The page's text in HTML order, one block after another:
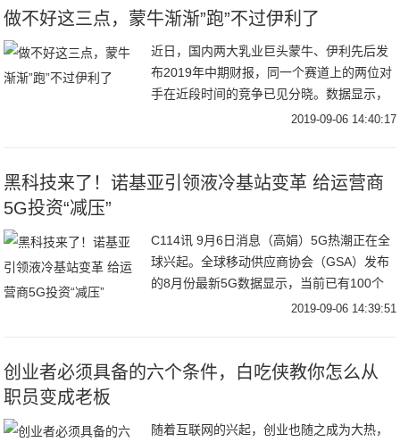
做不好这三点，蒙牛渐渐”跑”不过伊利了
近日，国内两大乳业巨头蒙牛、伊利先后发
布2019年中期财报，同一个赛道上的两位对
手在近段时间的竞争已见分晓。数据显示，
伊利在上半年依旧保持较高速的增长，其营
2019-09-06 14:40:17
黑科技来了！诺基亚引领液冷基站变革 给运营商
5G投资“减压”
C114讯 9月6日消息（高娟）5G热潮正在全
球兴起。全球移动供应商协会（GSA）发布
的8月份最新5G数据显示，当前已有100个
国家的296家运营商，已经获得许可进行现
2019-09-06 14:39:51
创业者必须具备的六个条件，白吃侠教你怎么从
职员变成老板
随着互联网的兴起，创业也随之成为大热，